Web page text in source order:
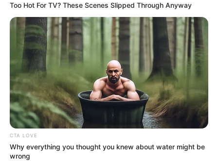
Too Hot For TV? These Scenes Slipped Through Anyway
CTA LOVE
Why everything you thought you knew about water might be
wrong